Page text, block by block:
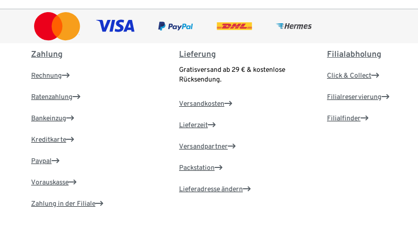
Zahlung
Rechnung
Ratenzahlung
Bankeinzug
Kreditkarte
Paypal
Vorauskasse
Zahlung in der Filiale
Lieferung
Gratisversand ab 29 € & kostenlose
Rücksendung.
Versandkosten
Lieferzeit
Versandpartner
Packstation
Lieferadresse ändern
Filialabholung
Click & Collect
Filialreservierung
Filialfinder